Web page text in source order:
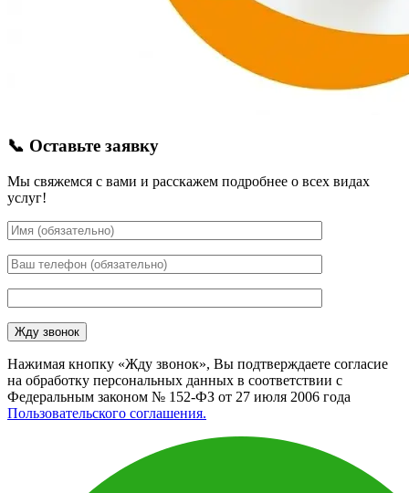
📞 Оставьте заявку
Мы свяжемся с вами и расскажем подробнее о всех видах
услуг!
Нажимая кнопку «Жду звонок», Вы подтверждаете согласие
на обработку персональных данных в соответствии с
Федеральным законом № 152-ФЗ от 27 июля 2006 года
Пользовательского соглашения.